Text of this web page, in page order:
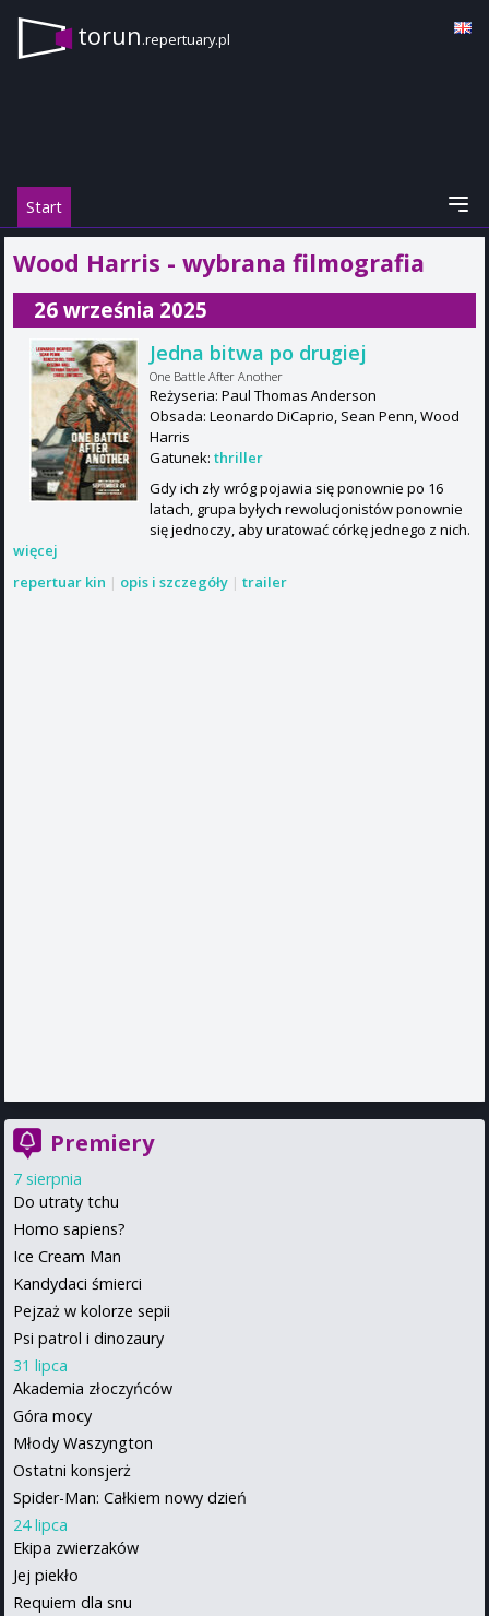
torun.repertuary.pl
Start
Wood Harris - wybrana filmografia
26 września 2025
Jedna bitwa po drugiej
One Battle After Another
Reżyseria: Paul Thomas Anderson
Obsada: Leonardo DiCaprio, Sean Penn, Wood
Harris
Gatunek: thriller
Gdy ich zły wróg pojawia się ponownie po 16
latach, grupa byłych rewolucjonistów ponownie
się jednoczy, aby uratować córkę jednego z nich.
więcej
repertuar kin | opis i szczegóły | trailer
Premiery
7 sierpnia
Do utraty tchu
Homo sapiens?
Ice Cream Man
Kandydaci śmierci
Pejzaż w kolorze sepii
Psi patrol i dinozaury
31 lipca
Akademia złoczyńców
Góra mocy
Młody Waszyngton
Ostatni konsjerż
Spider-Man: Całkiem nowy dzień
24 lipca
Ekipa zwierzaków
Jej piekło
Requiem dla snu